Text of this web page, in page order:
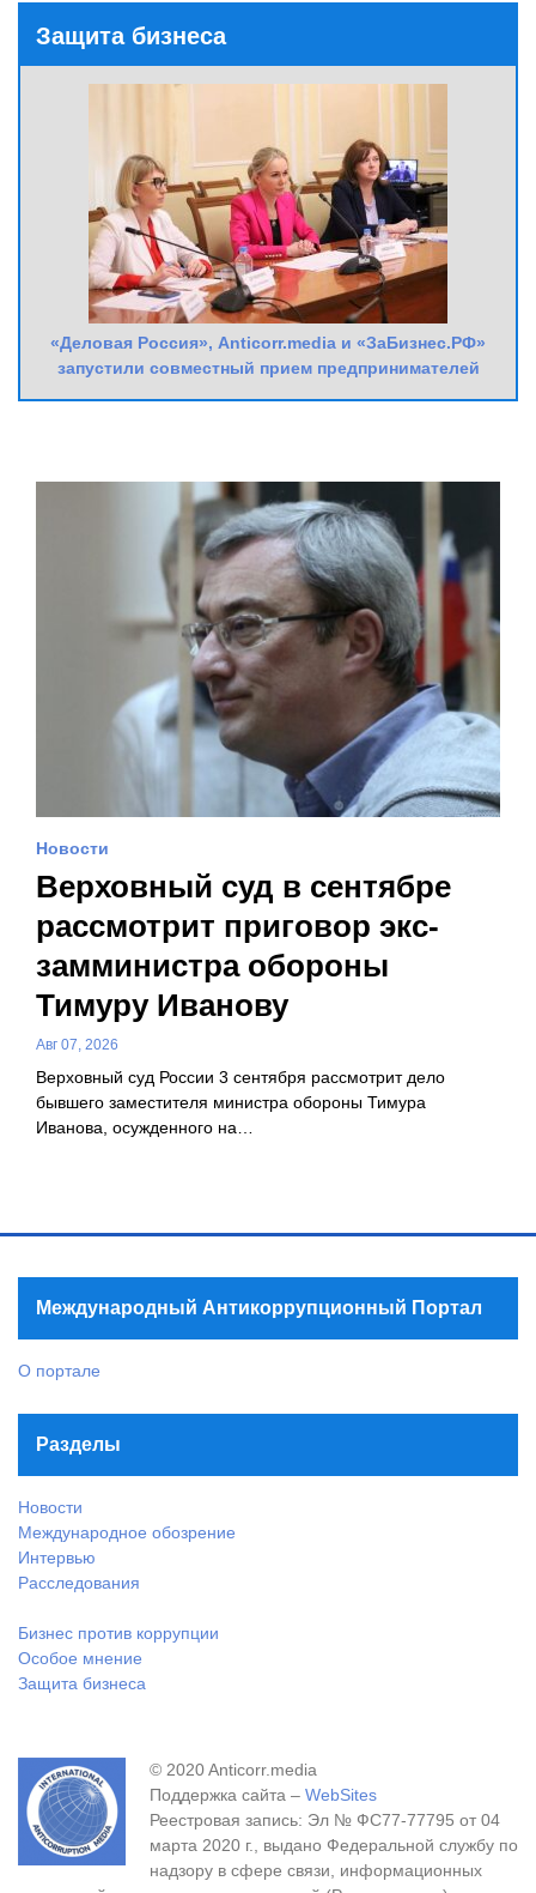
Защита бизнеса
«Деловая Россия», Anticorr.media и «ЗаБизнес.РФ»
запустили совместный прием предпринимателей
Новости
Верховный суд в сентябре
рассмотрит приговор экс-
замминистра обороны
Тимуру Иванову
Авг 07, 2026
Верховный суд России 3 сентября рассмотрит дело
бывшего заместителя министра обороны Тимура
Иванова, осужденного на…
Международный Антикоррупционный Портал
О портале
Разделы
Новости
Международное обозрение
Интервью
Расследования
Бизнес против коррупции
Особое мнение
Защита бизнеса
© 2020 Anticorr.media
Поддержка сайта – WebSites
Реестровая запись: Эл № ФС77-77795 от 04
марта 2020 г., выдано Федеральной службу по
надзору в сфере связи, информационных